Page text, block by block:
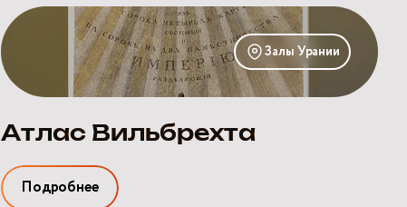
Атлас
Вильбрехта
Залы Урании
Атлас Вильбрехта
Подробнее